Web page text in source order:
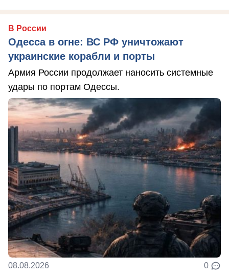
В России
Одесса в огне: ВС РФ уничтожают
украинские корабли и порты
Армия России продолжает наносить системные
удары по портам Одессы.
08.08.2026 0